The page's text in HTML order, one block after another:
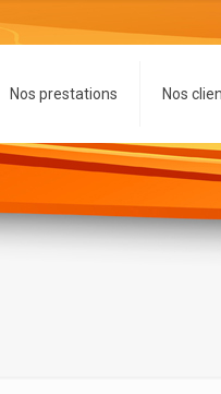
Nos prestations Nos